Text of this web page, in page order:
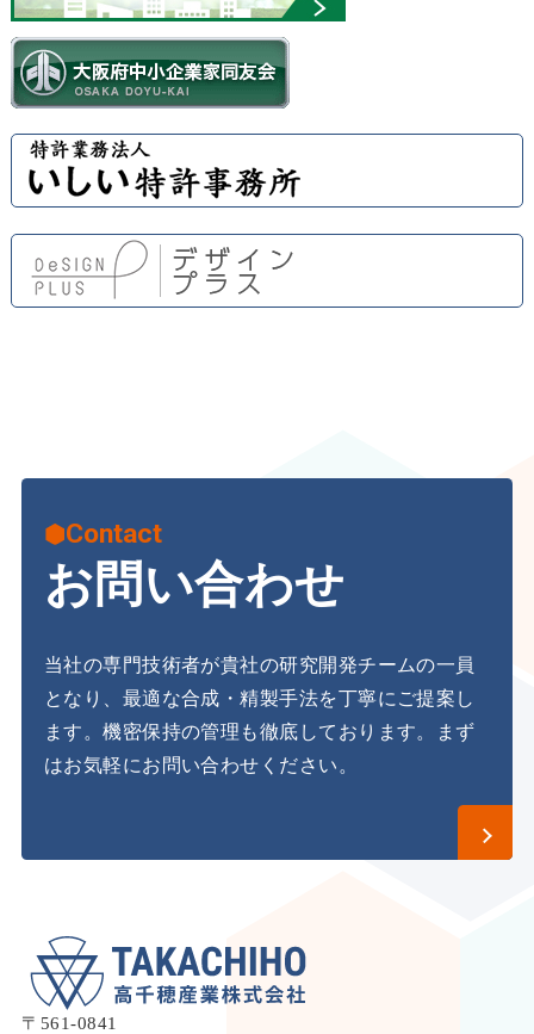
Contact
お問い合わせ
当社の専門技術者が貴社の研究開発チームの一員
となり、最適な合成・精製手法を丁寧にご提案し
ます。機密保持の管理も徹底しております。まず
はお気軽にお問い合わせください。
〒561-0841